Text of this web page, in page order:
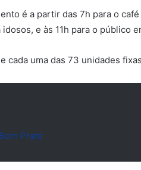
é a partir das 7h para o
e às 11h para o público
cada uma das 73 unidades
Prato